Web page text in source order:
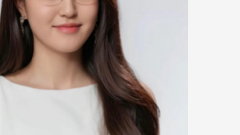
质，制定切实可行且具有竞
期发展规划。
支持，帮助学生和家庭高效
流程，缓解焦虑，实现最佳
。其指导学生已成功获得芝
、杜克大学、约翰斯霍普斯
治城大学、卡耐基梅隆大
大学洛杉矶分校、加州大学
校、加州大学圣迭戈分校、